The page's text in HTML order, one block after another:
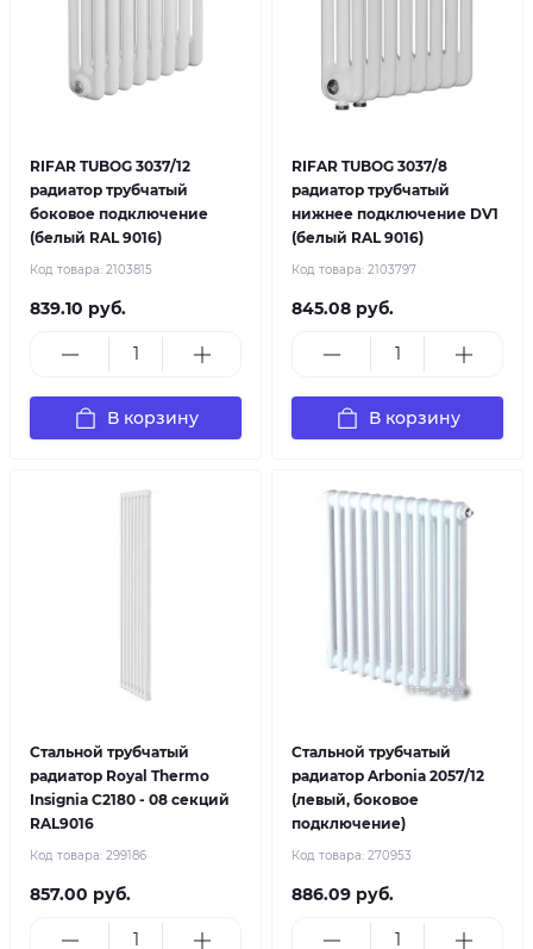
RIFAR TUBOG 3037/12
радиатор трубчатый
боковое подключение
(белый RAL 9016)
Код товара: 2103815
839.10 руб.
В корзину
RIFAR TUBOG 3037/8
радиатор трубчатый
нижнее подключение DV1
(белый RAL 9016)
Код товара: 2103797
845.08 руб.
В корзину
Стальной трубчатый
радиатор Royal Thermo
Insignia C2180 - 08 секций
RAL9016
Код товара: 299186
857.00 руб.
Стальной трубчатый
радиатор Arbonia 2057/12
(левый, боковое
подключение)
Код товара: 270953
886.09 руб.